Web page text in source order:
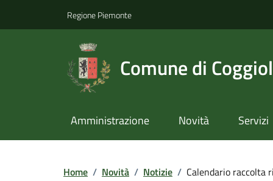
Regione Piemonte
Comune di
Amministrazione Novità Servizi
Home / Novità / Notizie / Calendario